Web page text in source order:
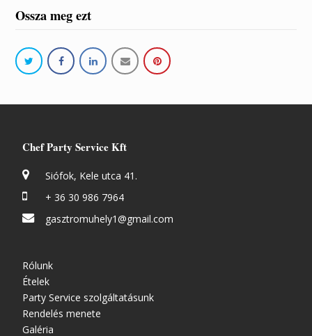
Ossza meg ezt
Chef Party Service Kft
Siófok, Kele utca 41.
+ 36 30 986 7964
gasztromuhely1@gmail.com
Rólunk
Ételek
Party Service szolgáltatásunk
Rendelés menete
Galéria